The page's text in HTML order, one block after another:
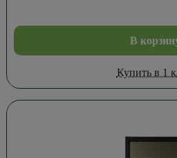
В
Купить в 1